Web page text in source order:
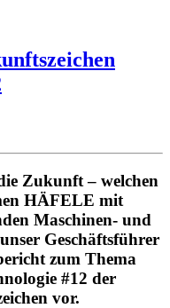
Zukunft – welchen
HÄFELE mit
Maschinen- und
Geschäftsführer
zum Thema
#12 der
vor.